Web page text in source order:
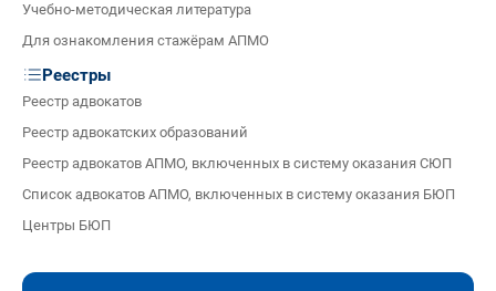
Учебно-методическая литература
Для ознакомления стажёрам АПМО
Реестры
Реестр адвокатов
Реестр адвокатских образований
Реестр адвокатов АПМО, включенных в систему оказания СЮП
Список адвокатов АПМО, включенных в систему оказания БЮП
Центры БЮП